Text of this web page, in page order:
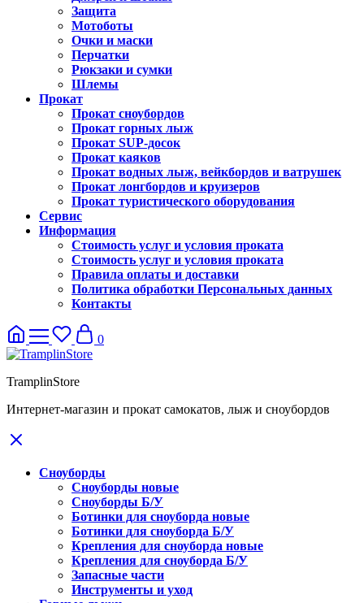
Защита
Мотоботы
Очки и маски
Перчатки
Рюкзаки и сумки
Шлемы
Прокат
Прокат сноубордов
Прокат горных лыж
Прокат SUP-досок
Прокат каяков
Прокат водных лыж, вейкбордов и ватрушек
Прокат лонгбордов и круизеров
Прокат туристического оборудования
Сервис
Информация
Стоимость услуг и условия проката
Стоимость услуг и условия проката
Правила оплаты и доставки
Политика обработки Персональных данных
Контакты
0
TramplinStore
Интернет-магазин и прокат самокатов, лыж и сноубордов
Сноуборды
Сноуборды новые
Сноуборды Б/У
Ботинки для сноуборда новые
Ботинки для сноуборда Б/У
Крепления для сноуборда новые
Крепления для сноуборда Б/У
Запасные части
Инструменты и уход